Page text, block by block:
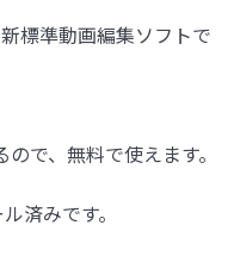
標準動画編集ソフトで
で、無料で使えます。
済みです。